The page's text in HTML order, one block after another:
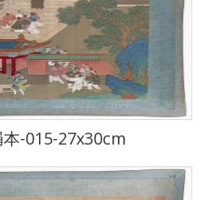
-015-27x30cm